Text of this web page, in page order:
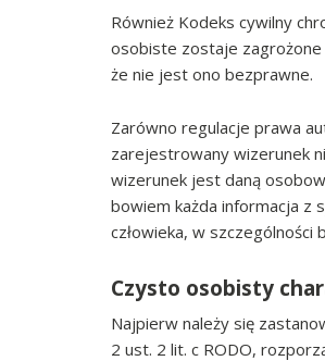
Również Kodeks cywilny
osobiste zostaje zagrożone
że nie jest ono bezprawne.
Zarówno regulacje prawa
zarejestrowany wizerunek
wizerunek jest daną
bowiem każda informacja z
człowieka, w
Czysto osobisty
Najpierw należy się
2 ust. 2 lit. c RODO,